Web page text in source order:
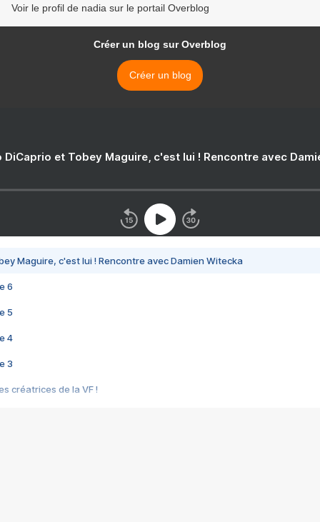
Voir le profil de nadia sur le portail Overblog
Créer un blog sur Overblog
Créer un blog
DiCaprio et Tobey Maguire, c'est lui ! Rencontre avec
Maguire, c'est lui ! Rencontre avec Damien Witecka
6
5
4
3
créatrices de la VF !